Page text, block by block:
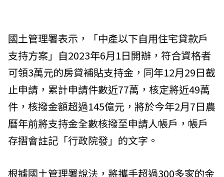
國土管理署表示，「中產以下自用住宅貸款戶
支持方案」自2023年6月1日開辦，符合資格者
可領3萬元的房貸補貼支持金，同年12月29日截
止申請，累計申請件數近77萬，核定將近49萬
件，核撥金額超過145億元，將於今年2月7日農
曆年前將支持金全數核撥至申請人帳戶，帳戶
存摺會註記「行政院發」的文字。
根據國土管理署說法，將攜手超過300多家的金